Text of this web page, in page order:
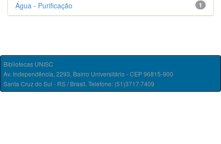
1
Água - Purificação
Bibliotecas UNISC
Av. Independência, 2293, Bairro Universitário - CEP 96815-900
Santa Cruz do Sul - RS / Brasil. Telefone: (51)3717.7409